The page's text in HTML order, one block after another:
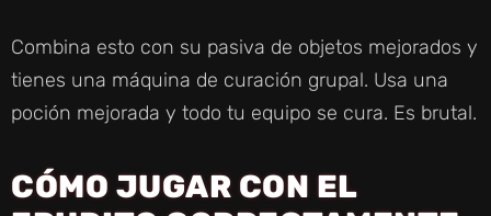
Combina esto con su pasiva de objetos mejorados y
tienes una máquina de curación grupal. Usa una
poción mejorada y todo tu equipo se cura. Es brutal.
CÓMO JUGAR CON EL